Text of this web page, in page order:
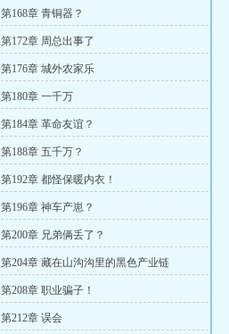
第168章 青铜器？
第172章 周总出事了
第176章 城外农家乐
第180章 一千万
第184章 革命友谊？
第188章 五千万？
第192章 都怪保暖内衣！
第196章 神车产崽？
第200章 兄弟俩丢了？
第204章 藏在山沟沟里的黑色产业链
第208章 职业骗子！
第212章 误会